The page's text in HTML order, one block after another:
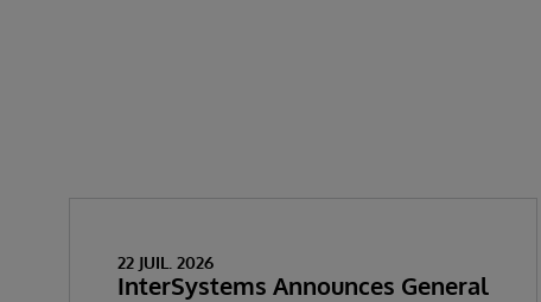
22 JUIL. 2026
InterSystems Announces General